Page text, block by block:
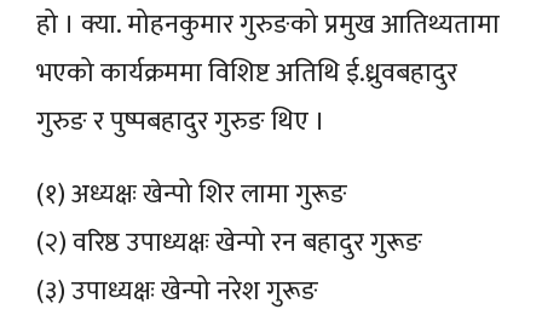
हो । क्या. मोहनकुमार गुरुङको प्रमुख आतिथ्यतामा
भएको कार्यक्रममा विशिष्ट अतिथि ई.ध्रुवबहादुर
गुरुङ र पुष्पबहादुर गुरुङ थिए ।
(१) अध्यक्षः खेन्पो शिर लामा गुरूङ
(२) वरिष्ठ उपाध्यक्षः खेन्पो रन बहादुर गुरूङ
(३) उपाध्यक्षः खेन्पो नरेश गुरूङ